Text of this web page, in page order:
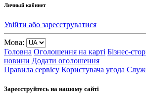
Личный кабинет
Увійти або зареєструватися
Мова:
Головна Оголошення на карті Бізнес-
новини Додати оголошення
Правила сервісу Користувача угода
Зареєструйтесь на нашому сайті